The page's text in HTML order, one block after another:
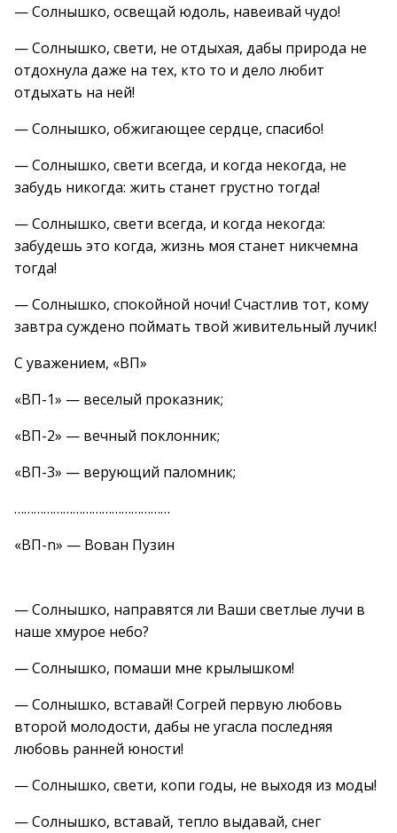
— Солнышко, освещай юдоль, навеивай чудо!
— Солнышко, свети, не отдыхая, дабы природа не
отдохнула даже на тех, кто то и дело любит
отдыхать на ней!
— Солнышко, обжигающее сердце, спасибо!
— Солнышко, свети всегда, и когда некогда, не
забудь никогда: жить станет грустно тогда!
— Солнышко, свети всегда, и когда некогда:
забудешь это когда, жизнь моя станет никчемна
тогда!
— Солнышко, спокойной ночи! Счастлив тот, кому
завтра суждено поймать твой живительный лучик!
С уважением, «ВП»
«ВП-1» — веселый проказник;
«ВП-2» — вечный поклонник;
«ВП-3» — верующий паломник;
…………………………………………
«ВП-n» — Вован Пузин
— Солнышко, направятся ли Ваши светлые лучи в
наше хмурое небо?
— Солнышко, помаши мне крылышком!
— Солнышко, вставай! Согрей первую любовь
второй молодости, дабы не угасла последняя
любовь ранней юности!
— Солнышко, свети, копи годы, не выходя из моды!
— Солнышко, вставай, тепло выдавай, снег